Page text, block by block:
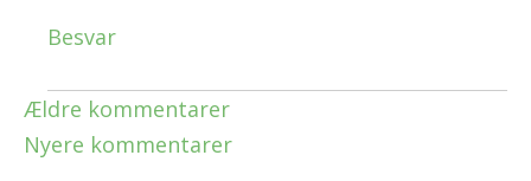
Besvar
Ældre kommentarer
Nyere kommentarer